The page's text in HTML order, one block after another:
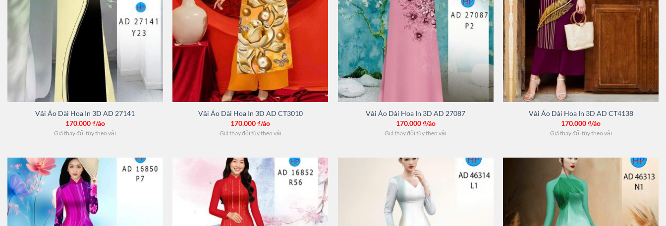
Vải Áo Dài Hoa In 3D AD 27141
170.000₫/áo
Giá thay đổi tùy theo vải
Vải Áo Dài Hoa In 3D AD CT3010
170.000₫/áo
Giá thay đổi tùy theo vải
Vải Áo Dài Hoa In 3D AD 27087
170.000₫/áo
Giá thay đổi tùy theo vải
Vải Áo Dài Hoa In 3D AD CT4138
170.000₫/áo
Giá thay đổi tùy theo vải